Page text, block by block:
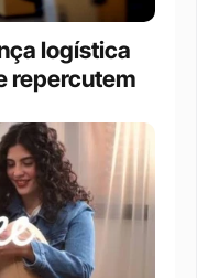
logística
repercutem